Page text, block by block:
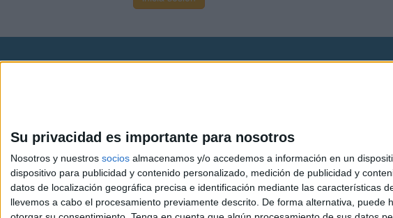
Su privacidad es importante para nosotros
Nosotros y nuestros socios almacenamos y/o accedemos a información en un
dispositivo para publicidad y contenido personalizado, medición de publicidad y
datos de localización geográfica precisa e identificación mediante las características
llevemos a cabo el procesamiento previamente descrito. De forma alternativa,
Politica